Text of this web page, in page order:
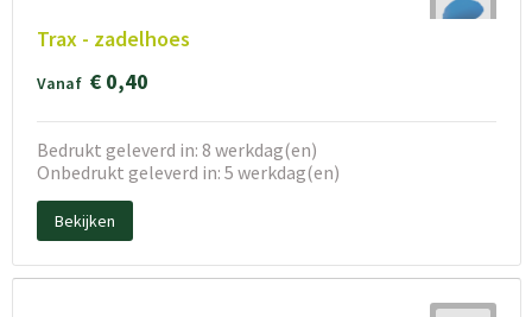
Trax - zadelhoes
Vanaf € 0,40
Bedrukt geleverd in: 8 werkdag(en)
Onbedrukt geleverd in: 5 werkdag(en)
Bekijken